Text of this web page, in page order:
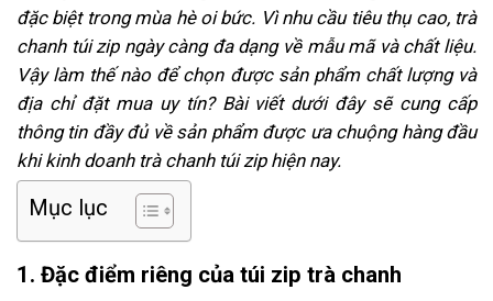
đặc biệt trong mùa hè oi bức. Vì nhu cầu tiêu thụ cao, trà
chanh túi zip ngày càng đa dạng về mẫu mã và chất liệu.
Vậy làm thế nào để chọn được sản phẩm chất lượng và
địa chỉ đặt mua uy tín? Bài viết dưới đây sẽ cung cấp
thông tin đầy đủ về sản phẩm được ưa chuộng hàng đầu
khi kinh doanh trà chanh túi zip hiện nay.
Mục lục
1. Đặc điểm riêng của túi zip trà chanh